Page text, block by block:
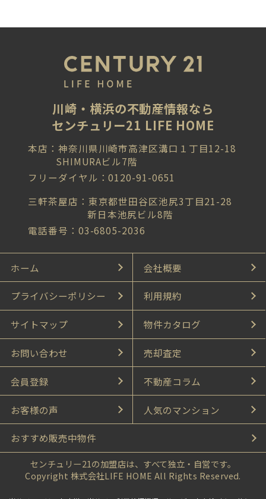
川崎・横浜の不動産情報なら
センチュリー21 LIFE HOME
本店：神奈川県川崎市高津区溝口１丁目12-18
SHIMURAビル7階
フリーダイヤル：0120-91-0651
三軒茶屋店：東京都世田谷区池尻3丁目21-28
新日本池尻ビル8階
電話番号：03-6805-2036
ホーム 会社概要
プライバシーポリシー 利用規約
サイトマップ 物件カタログ
お問い合わせ 売却査定
会員登録 不動産コラム
お客様の声 人気のマンション
おすすめ販売中物件
センチュリー21の加盟店は、すべて独立・自営です。
Copyright 株式会社LIFE HOME All Rights Reserved.